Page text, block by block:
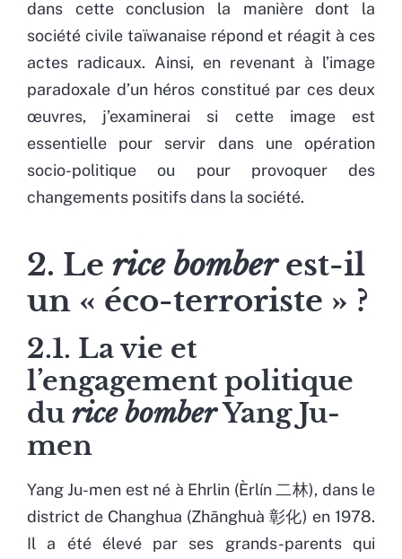
dans cette conclusion la manière dont la
société civile taïwanaise répond et réagit à ces
actes radicaux. Ainsi, en revenant à l’image
paradoxale d’un héros constitué par ces deux
œuvres, j’examinerai si cette image est
essentielle pour servir dans une opération
socio-politique ou pour provoquer des
changements positifs dans la société.
2. Le rice bomberest-il
un « éco-terroriste » ?
2.1. La vie et
l’engagement politique
du rice bomberYang Ju-
men
Yang Ju-men est né à Ehrlin (Èrlín 二林), dans le
district de Changhua (Zhānghuà 彰化) en 1978.
Il a été élevé par ses grands-parents qui